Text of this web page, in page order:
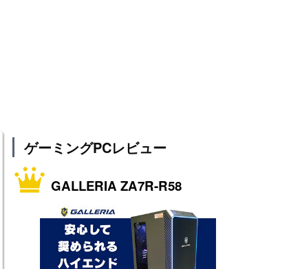
ゲーミングPCレビュー
GALLERIA ZA7R-R58